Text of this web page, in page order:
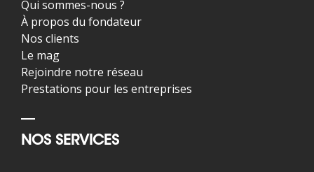
Qui sommes-nous ?
À propos du fondateur
Nos clients
Le mag
Rejoindre notre réseau
Prestations pour les entreprises
NOS SERVICES